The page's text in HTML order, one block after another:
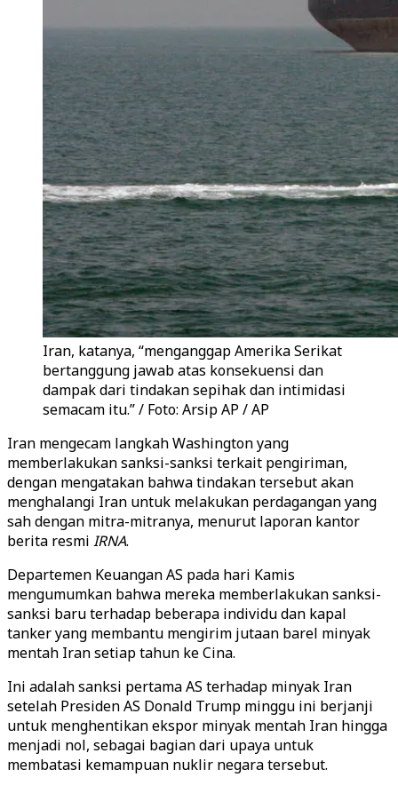
Iran, katanya, “menganggap Amerika Serikat
bertanggung jawab atas konsekuensi dan
dampak dari tindakan sepihak dan intimidasi
semacam itu.” / Foto: Arsip AP / AP
Iran mengecam langkah Washington yang
memberlakukan sanksi-sanksi terkait pengiriman,
dengan mengatakan bahwa tindakan tersebut akan
menghalangi Iran untuk melakukan perdagangan yang
sah dengan mitra-mitranya, menurut laporan kantor
berita resmi IRNA.
Departemen Keuangan AS pada hari Kamis
mengumumkan bahwa mereka memberlakukan sanksi-
sanksi baru terhadap beberapa individu dan kapal
tanker yang membantu mengirim jutaan barel minyak
mentah Iran setiap tahun ke Cina.
Ini adalah sanksi pertama AS terhadap minyak Iran
setelah Presiden AS Donald Trump minggu ini berjanji
untuk menghentikan ekspor minyak mentah Iran hingga
menjadi nol, sebagai bagian dari upaya untuk
membatasi kemampuan nuklir negara tersebut.